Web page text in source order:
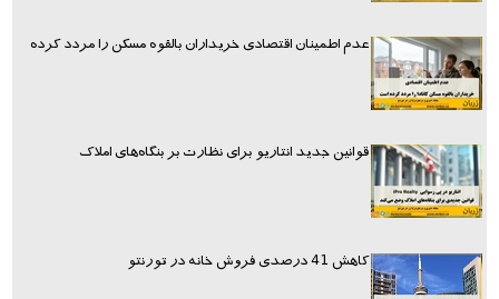
عدم اطمینان اقتصادی خریداران بالقوه مسکن را مردد کرده
قوانین جدید انتاریو برای نظارت بر بنگاه‌های املاک
کاهش 41 درصدی فروش خانه در تورنتو